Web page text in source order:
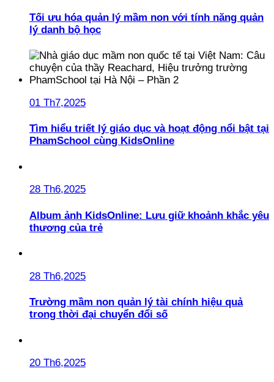
Tối ưu hóa quản lý mầm non với tính năng quản
lý danh bộ học
01 Th7,2025
Tìm hiểu triết lý giáo dục và hoạt động nổi bật tại
PhamSchool cùng KidsOnline
28 Th6,2025
Album ảnh KidsOnline: Lưu giữ khoảnh khắc yêu
thương của trẻ
28 Th6,2025
Trường mầm non quản lý tài chính hiệu quả
trong thời đại chuyển đổi số
20 Th6,2025